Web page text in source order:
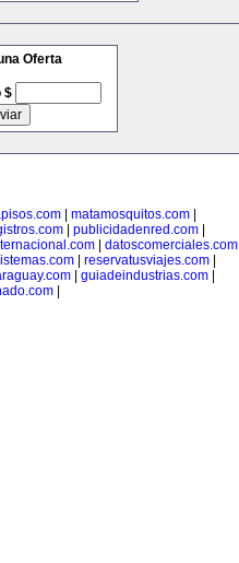
Oferta
$
| matamosquitos.com|
| publicidadenred.com|
datoscomerciales.com
reservatusviajes.com
| guiadeindustrias.com|
|